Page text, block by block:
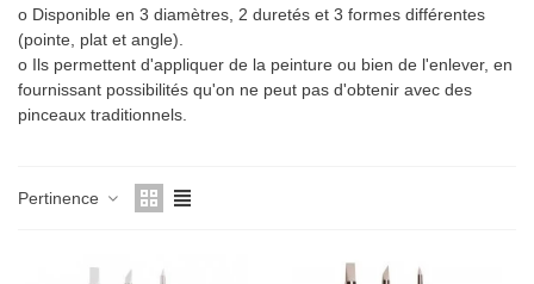
o Disponible en 3 diamètres, 2 duretés et 3 formes différentes
(pointe, plat et angle).
o Ils permettent d'appliquer de la peinture ou bien de l'enlever, en
fournissant possibilités qu'on ne peut pas d'obtenir avec des
pinceaux traditionnels.
Pertinence